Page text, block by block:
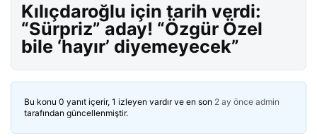
Kılıçdaroğlu için tarih verdi:
“Sürpriz” aday! “Özgür Özel
bile ‘hayır’ diyemeyecek”
Bu konu 0 yanıt içerir, 1 izleyen vardır ve en son 2 ay önce admin
tarafından güncellenmiştir.